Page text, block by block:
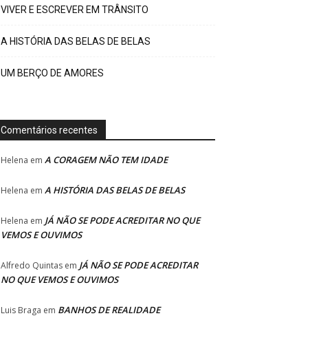
VIVER E ESCREVER EM TRÂNSITO
A HISTÓRIA DAS BELAS DE BELAS
UM BERÇO DE AMORES
Comentários recentes
Helena em A CORAGEM NÃO TEM IDADE
Helena em A HISTÓRIA DAS BELAS DE BELAS
Helena em JÁ NÃO SE PODE ACREDITAR NO QUE
VEMOS E OUVIMOS
Alfredo Quintas em JÁ NÃO SE PODE ACREDITAR
NO QUE VEMOS E OUVIMOS
Luis Braga em BANHOS DE REALIDADE